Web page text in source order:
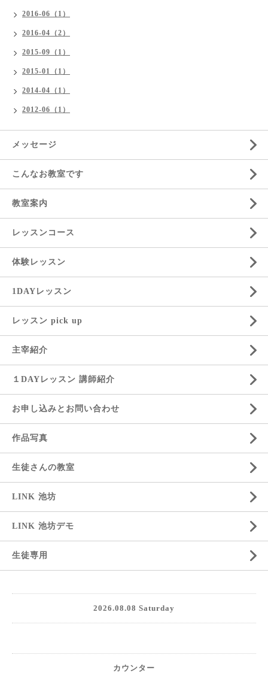
2016-06（1）
2016-04（2）
2015-09（1）
2015-01（1）
2014-04（1）
2012-06（1）
メッセージ
こんなお教室です
教室案内
レッスンコース
体験レッスン
1DAYレッスン
レッスン pick up
主宰紹介
１DAYレッスン 講師紹介
お申し込みとお問い合わせ
作品写真
生徒さんの教室
LINK 池坊
LINK 池坊デモ
生徒専用
2026.08.08 Saturday
カウンター